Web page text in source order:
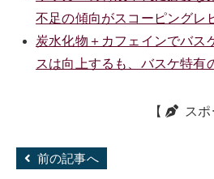
不足の傾向がスコーピングレ
炭水化物＋カフェインでバス
スは向上するも、バスケ特有
【 ス
前の記事へ